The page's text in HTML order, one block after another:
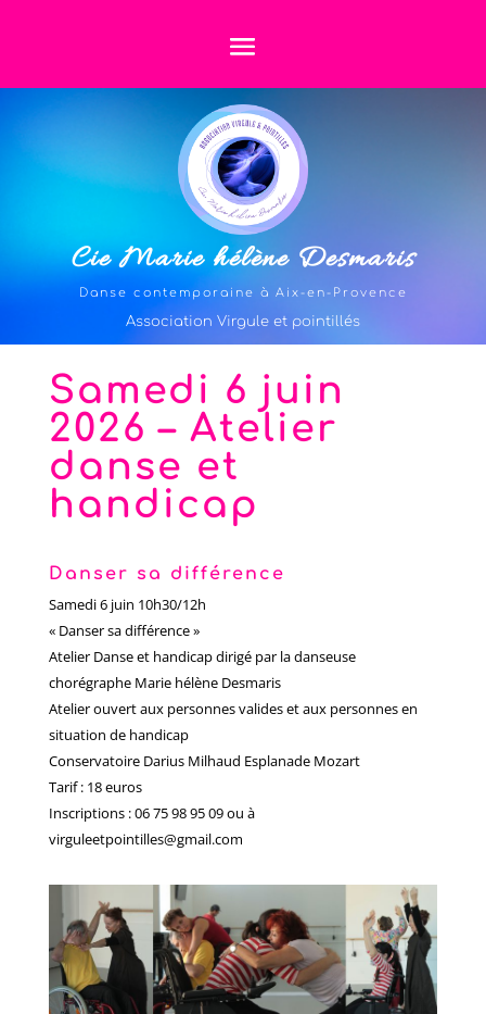
Cie Marie hélène Desmaris
Danse contemporaine à Aix-en-Provence
Association Virgule et pointillés
Samedi 6 juin
2026 – Atelier
danse et
handicap
Danser sa différence
Samedi 6 juin 10h30/12h
« Danser sa différence »
Atelier Danse et handicap dirigé par la danseuse
chorégraphe Marie hélène Desmaris
Atelier ouvert aux personnes valides et aux personnes en
situation de handicap
Conservatoire Darius Milhaud Esplanade Mozart
Tarif : 18 euros
Inscriptions : 06 75 98 95 09 ou à
virguleetpointilles@gmail.com